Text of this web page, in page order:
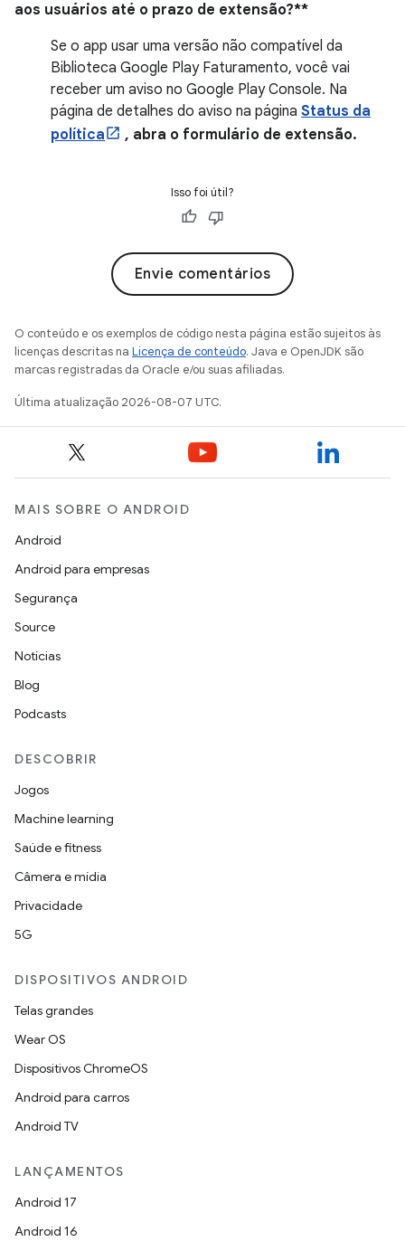
aos usuários até o prazo de extensão?**
Se o app usar uma versão não compatível da
Biblioteca Google Play Faturamento, você vai
receber um aviso no Google Play Console. Na
página de detalhes do aviso na página Status da
política
, abra o formulário de extensão.
Isso foi útil?
Envie comentários
O conteúdo e os exemplos de código nesta página estão sujeitos às
licenças descritas na Licença de conteúdo. Java e OpenJDK são
marcas registradas da Oracle e/ou suas afiliadas.
Última atualização 2026-08-07 UTC.
MAIS SOBRE O ANDROID
Android
Android para empresas
Segurança
Source
Notícias
Blog
Podcasts
DESCOBRIR
Jogos
Machine learning
Saúde e fitness
Câmera e mídia
Privacidade
5G
DISPOSITIVOS ANDROID
Telas grandes
Wear OS
Dispositivos ChromeOS
Android para carros
Android TV
LANÇAMENTOS
Android 17
Android 16